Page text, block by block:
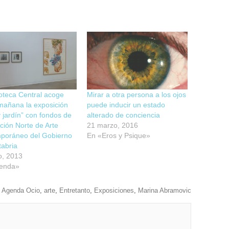
Central acoge
la exposición
jardín” con fondos de
Norte de Arte
del Gobierno
2013
Mirar a otra persona a los ojos
puede inducir un estado
alterado de conciencia
21 marzo, 2016
En «Eros y Psique»
Agenda Ocio, arte, Entretanto, Exposiciones, Marina Abramovic